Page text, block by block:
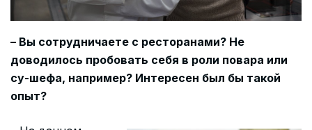
– Вы сотрудничаете с ресторанами? Не
доводилось пробовать себя в роли повара или
су-шефа, например? Интересен был бы такой
опыт?